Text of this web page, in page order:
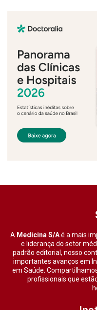
A Medicina S/Aé a mais
e liderança do setor
padrão editorial, nosso
importantes avanços em
em Saúde.
profissionais que